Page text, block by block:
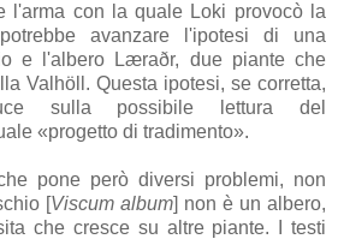
l'arma con la quale Loki provocò la
avanzare l'ipotesi di una
e l'albero
Læraðr, due piante che
Valhöll . Questa ipotesi, se corretta,
sulla possibile lettura del
«progetto di tradimento».
pone però diversi problemi, non
[Viscum album] non è un albero,
che cresce su altre piante. I testi